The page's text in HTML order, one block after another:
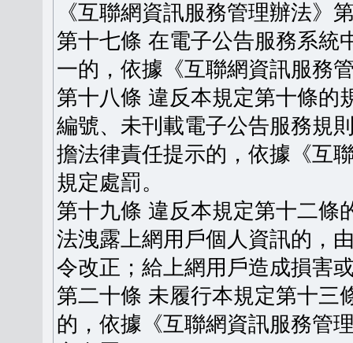
《互聯網資訊服務管理辦法》
第十七條 在電子公告服務系統
一的，依據《互聯網資訊服務
第十八條 違反本規定第十條的
編號、未刊載電子公告服務規
擔法律責任提示的，依據《互
規定處罰。
第十九條 違反本規定第十二條
法洩露上網用戶個人資訊的，
令改正；給上網用戶造成損害
第二十條 未履行本規定第十三
的，依據《互聯網資訊服務管